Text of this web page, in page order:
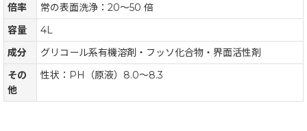
倍率
常の表面洗浄：20〜50 倍
容量
4L
成分
グリコール系有機溶剤・フッソ化合物・界面活性剤
その
他
性状：PH（原液）8.0〜8.3